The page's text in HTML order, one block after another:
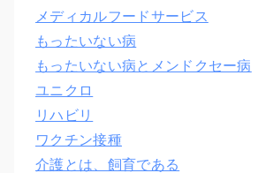
メディカルフードサービス
もったいない病
もったいない病とメンドクセー病
ユニクロ
リハビリ
ワクチン接種
介護とは、飼育である